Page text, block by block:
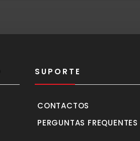
SUPORTE
CONTACTOS
PERGUNTAS FREQUENTES